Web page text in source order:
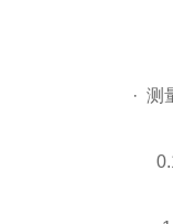
· 测